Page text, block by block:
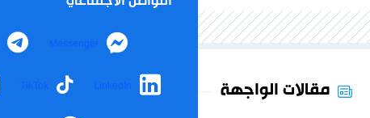
Messenger
LinkedIn
TikTok مقالات الواجهة